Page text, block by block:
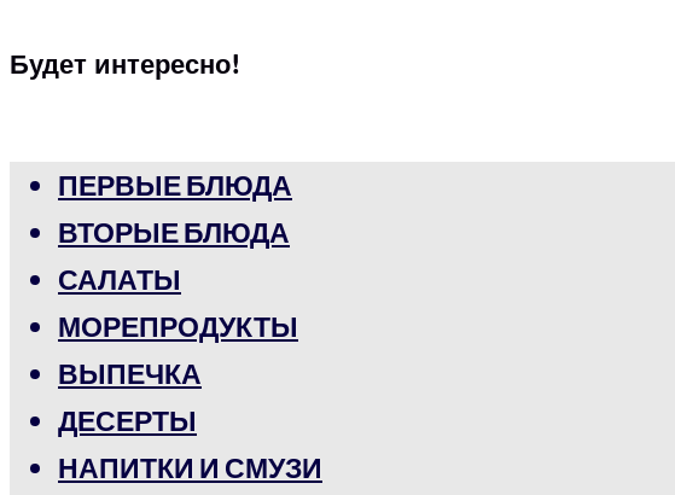
Будет интересно!
ПЕРВЫЕ БЛЮДА
ВТОРЫЕ БЛЮДА
САЛАТЫ
МОРЕПРОДУКТЫ
ВЫПЕЧКА
ДЕСЕРТЫ
НАПИТКИ И СМУЗИ